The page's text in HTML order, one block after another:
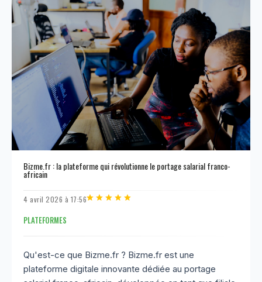
Bizme.fr : la plateforme qui révolutionne le portage salarial franco-
africain
4 avril 2026 à 17:56
PLATEFORMES
Qu'est-ce que Bizme.fr ? Bizme.fr est une
plateforme digitale innovante dédiée au portage